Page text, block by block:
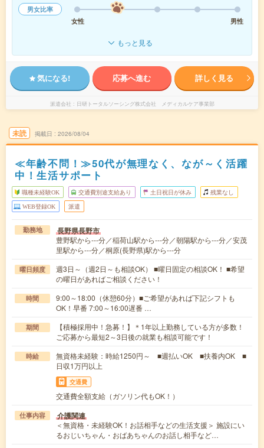
男女比率
女性
男性
もっと見る
気になる! 応募へ進む 詳しく見る
派遣会社 日研トータルソーシング株式会社 メディカルケア事業部
未読 掲載日 2026/08/04
≪年齢不問！≫50代が無理なく、なが～く活躍
中！生活サポート
職種未経験OK 交通費別途支給あり 土日祝日が休み 残業なし
WEB登録OK 派遣
勤務地 長野県長野市
豊野駅から---分／稲荷山駅から---分／朝陽駅から---分／安茂
里駅から---分／桐原(長野県)駅から---分
曜日頻度
週3日～（週2日～も相談OK） ■曜日固定の相談OK！ ■希望
の曜日があればご相談ください！
時間
9:00～18:00（休憩60分）■ご希望があれば下記シフトも
OK！早番 7:00～16:00遅番 …
期間
【積極採用中！急募！】＊1年以上勤務している方が多数！
ご応募から最短2～3日後の就業も相談可能です！
時給
無資格未経験：時給1250円～ ■週払いOK ■扶養内OK ■
日収1万円以上
交通費
交通費全額支給（ガソリン代もOK！）
仕事内容 介護関連
＜無資格・未経験OK！お話相手などの生活支援＞ 施設にい
るおじいちゃん・おばあちゃんのお話し相手など…